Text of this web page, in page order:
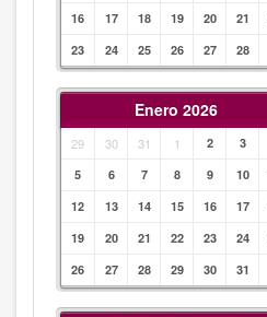
16
17 18 19 20 21
23
24 25 26 27 28
Enero 2026
29 30 31 1 2 3
5
6 7 8 9 10
12
13 14 15 16 17
19
20 21 22 23 24
26
27 28 29 30 31